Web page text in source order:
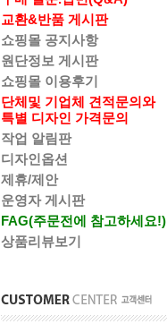
교환&반품 게시판
쇼핑몰 공지사항
원단정보 게시판
쇼핑몰 이용후기
단체및 기업체 견적문의와
특별 디자인 가격문의
작업 알림판
디자인옵션
제휴/제안
운영자 게시판
FAG(주문전에 참고하세요!)
상품리뷰보기